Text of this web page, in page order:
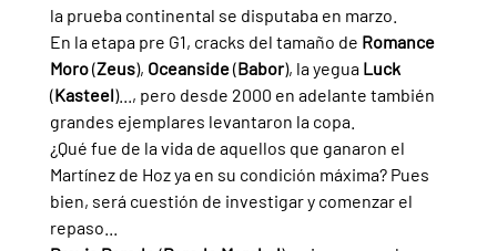
la prueba continental se disputaba en marzo.
En la etapa pre G1, cracks del tamaño de Romance
Moro (Zeus), Oceanside (Babor), la yegua Luck
(Kasteel)..., pero desde 2000 en adelante también
grandes ejemplares levantaron la copa.
¿Qué fue de la vida de aquellos que ganaron el
Martínez de Hoz ya en su condición máxima? Pues
bien, será cuestión de investigar y comenzar el
repaso...